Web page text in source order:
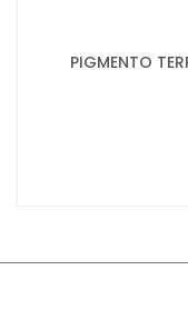
PIGMENTO